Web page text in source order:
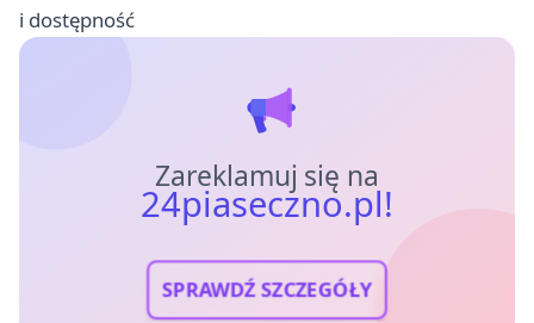
i dostępność
Zareklamuj się na
24piaseczno.pl!
SPRAWDŹ SZCZEGÓŁY